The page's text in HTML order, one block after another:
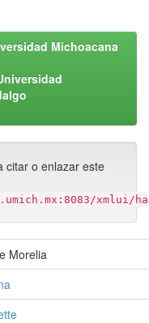
Michoacana
citar o enlazar este
xmlui/
Morelia